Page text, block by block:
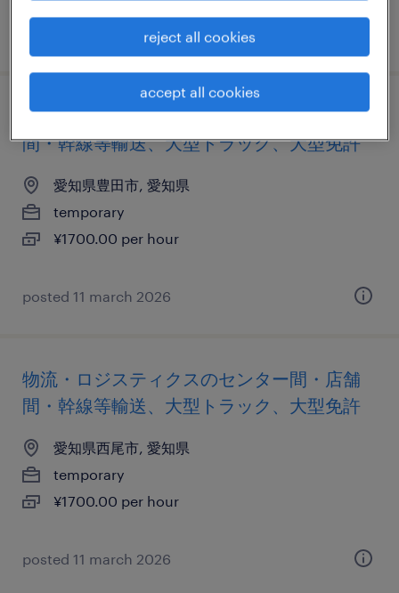
posted 23 july 2026
物流・ロジスティクスのセンター間・店舗
間・幹線等輸送、大型トラック、大型免許
愛知県豊田市, 愛知県
temporary
¥1700.00 per hour
posted 11 march 2026
物流・ロジスティクスのセンター間・店舗
間・幹線等輸送、大型トラック、大型免許
愛知県西尾市, 愛知県
temporary
¥1700.00 per hour
posted 11 march 2026
reject all cookies
accept all cookies